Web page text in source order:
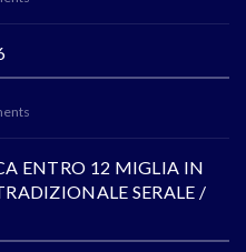
ENTRO 12 MIGLIA IN
SERALE /